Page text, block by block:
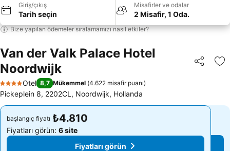
Giriş/çıkış
Tarih seçin
Misafirler ve odalar
2 Misafir, 1 Oda.
Bize yapılan ödemeler sıralamamızı nasıl etkiler?
Van der Valk Palace Hotel
Noordwijk
Paylaş
4 Yıldız
Otel 8,7 Mükemmel (4.622 misafir puanı)
Pickeplein 8, 2202CL, Noordwijk, Hollanda
başlangıç fiyatı ₺4.810
Fiyatları görün: 6 site
Fiyatları görün
başlangıç fiyatı ₺4.810
Fiyatları görün: 6 site
Fiyatları görün